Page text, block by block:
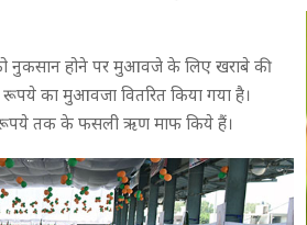
को नुकसान होने पर मुआवजे के लिए खराबे की
का मुआवजा वितरित किया गया है।
रूपये तक के फसली ऋण माफ किये हैं।